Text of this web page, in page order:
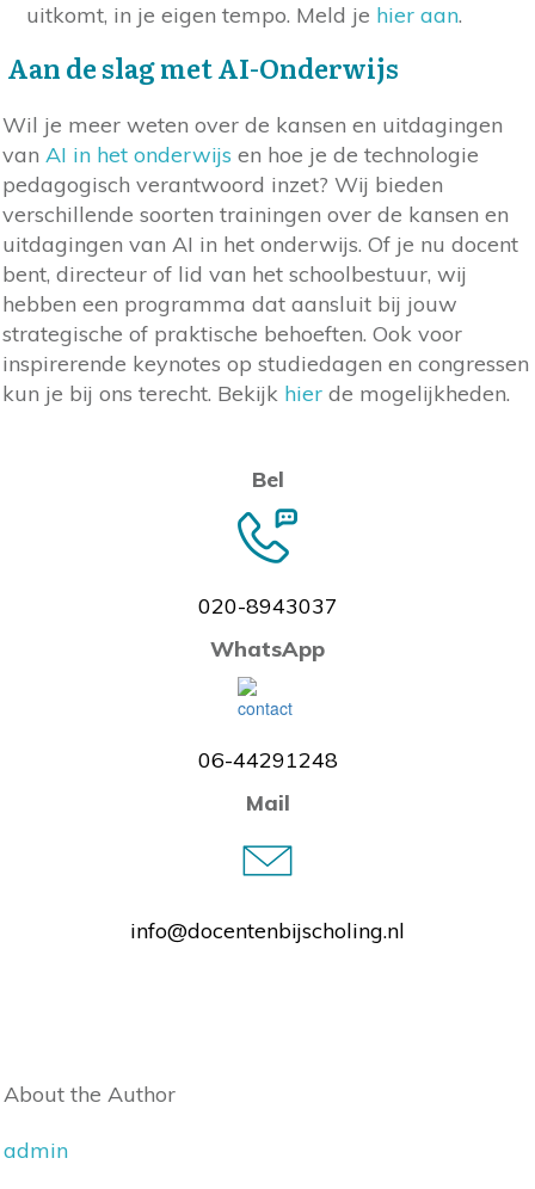
uitkomt, in je eigen tempo. Meld je hier aan.
Aan de slag met AI-Onderwijs
Wil je meer weten over de kansen en uitdagingen
van AI in het onderwijs en hoe je de technologie
pedagogisch verantwoord inzet? Wij bieden
verschillende soorten trainingen over de kansen en
uitdagingen van AI in het onderwijs. Of je nu docent
bent, directeur of lid van het schoolbestuur, wij
hebben een programma dat aansluit bij jouw
strategische of praktische behoeften. Ook voor
inspirerende keynotes op studiedagen en congressen
kun je bij ons terecht. Bekijk hier de mogelijkheden.
Bel
020-8943037
WhatsApp
06-44291248
Mail
info@docentenbijscholing.nl
About the Author
admin